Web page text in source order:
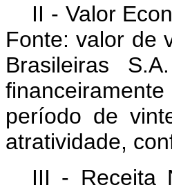
II - Valor
Fonte: valor de
Brasileiras
período de
atratividade,
III - Receita